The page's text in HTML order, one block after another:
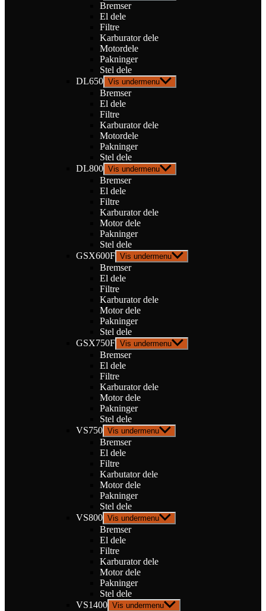
Bremser
El dele
Filtre
Karburator dele
Motordele
Pakninger
Stel dele
DL650 Vis undermenu
Bremser
El dele
Filtre
Karburator dele
Motordele
Pakninger
Stel dele
DL800 Vis undermenu
Bremser
El dele
Filtre
Karburator dele
Motor dele
Pakninger
Stel dele
GSX600F Vis undermenu
Bremser
El dele
Filtre
Karburator dele
Motor dele
Pakninger
Stel dele
GSX750F Vis undermenu
Bremser
El dele
Filtre
Karburator dele
Motor dele
Pakninger
Stel dele
VS750 Vis undermenu
Bremser
El dele
Filtre
Karbutator dele
Motor dele
Pakninger
Stel dele
VS800 Vis undermenu
Bremser
El dele
Filtre
Karburator dele
Motor dele
Pakninger
Stel dele
VS1400 Vis undermenu